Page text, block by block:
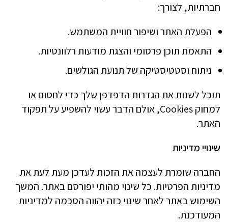
חברתיות, לצורך:
הפעלת האתר ושיפור חוויית המשתמש.
התאמת תוכן פרסומי והצגת מודעות רלוונטיות.
ניתוח וסטטיסטיקה של תנועת הגולשים.
תוכל לשנות את הגדרות הדפדפן שלך כדי לחסום או
למחוק Cookies, אולם הדבר עשוי להשפיע על תפקוד
האתר.
שינויי מדיניות
החברה שומרת לעצמה את הזכות לעדכן מעת לעת את
מדיניות הפרטיות. כל שינוי מהותי יפורסם באתר. המשך
השימוש באתר לאחר שינוי כזה יהווה הסכמה למדיניות
המעודכנת.